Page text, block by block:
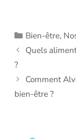
Catégories
Bien-être,
Quels
?
Comment
bien-être ?